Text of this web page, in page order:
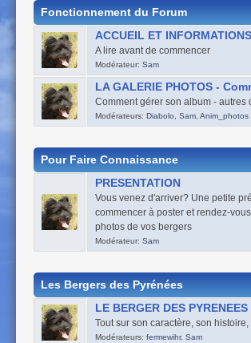
Fonctionnement du Forum
ACCUEIL ET INFORMATIONS
A lire avant de commencer
Modérateur: Sam
LA GALERIE PHOTOS -
Comment gérer son album -
Modérateurs: Diabolo, Sam, Anim_photos
Pour Faire Connaissance
PRESENTATION
Vous venez d'arriver? Une petite
commencer à poster et rendez-
photos de vos bergers
Modérateur: Sam
Les Bergers des Pyrénées
LE BERGER DES PYRENEES
Tout sur son caractère, son
Modérateurs: fermewihr, Sam